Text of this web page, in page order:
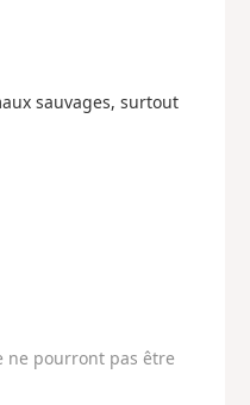
sauvages, surtout
ne pourront pas être